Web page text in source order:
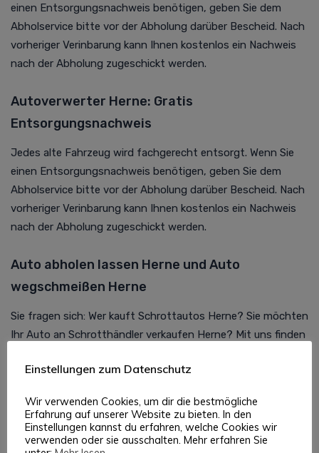
einen Entsorgungsnachweis benötigen, geben Sie dem
Abholservice bitte vor der Abholung darüber Bescheid. Nach
vorheriger Verinbarung kann Ihnen kostenlos ein Nachweis
nach der Abholung zugeschickt werden.
Autoverwerter Herne: Gratis
Entsorgungsnachweis
Jedes alte Fahrzeug wird fachgerecht entsorgt. Wenn Sie
einen Entsorgungsnachweis benötigen, geben Sie dem
Abholservice bitte vor der Abholung darüber Bescheid. Nach
vorheriger Verinbarung kann Ihnen kostenlos ein Nachweis
nach der Abholung zugeschickt werden.
Auto abholen lassen Herne und Auto
wegschmeißen Herne
Sie fragen sich: Wer kauft Schrottautos Herne? Sie möchten
Ihr Auto an Schrotthändler verkaufen Herne? Mit uns finden
Sie Ihr Auto zum Schrottplatz bringen können oder von
können.
Einstellungen zum Datenschutz
Wir verwenden Cookies, um dir die bestmögliche
Erfahrung auf unserer Website zu bieten. In den
Einstellungen kannst du erfahren, welche Cookies wir
verwenden oder sie ausschalten. Mehr erfahren Sie